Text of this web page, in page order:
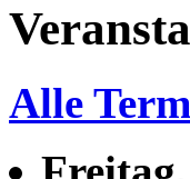
Alle